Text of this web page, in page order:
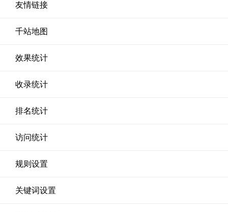
友情链接
千站地图
效果统计
收录统计
排名统计
访问统计
规则设置
关键词设置